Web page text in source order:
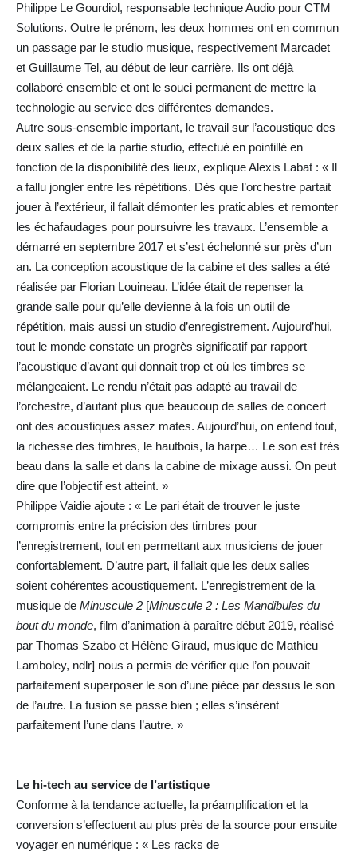
Philippe Le Gourdiol, responsable technique Audio pour CTM
Solutions. Outre le prénom, les deux hommes ont en commun
un passage par le studio musique, respectivement Marcadet
et Guillaume Tel, au début de leur carrière. Ils ont déjà
collaboré ensemble et ont le souci permanent de mettre la
technologie au service des différentes demandes.
Autre sous-ensemble important, le travail sur l’acoustique des
deux salles et de la partie studio, effectué en pointillé en
fonction de la disponibilité des lieux, explique Alexis Labat : « Il
a fallu jongler entre les répétitions. Dès que l’orchestre partait
jouer à l’extérieur, il fallait démonter les praticables et remonter
les échafaudages pour poursuivre les travaux. L’ensemble a
démarré en septembre 2017 et s’est échelonné sur près d’un
an. La conception acoustique de la cabine et des salles a été
réalisée par Florian Louineau. L’idée était de repenser la
grande salle pour qu’elle devienne à la fois un outil de
répétition, mais aussi un studio d’enregistrement. Aujourd’hui,
tout le monde constate un progrès significatif par rapport
l’acoustique d’avant qui donnait trop et où les timbres se
mélangeaient. Le rendu n’était pas adapté au travail de
l’orchestre, d’autant plus que beaucoup de salles de concert
ont des acoustiques assez mates. Aujourd’hui, on entend tout,
la richesse des timbres, le hautbois, la harpe… Le son est très
beau dans la salle et dans la cabine de mixage aussi. On peut
dire que l’objectif est atteint. »
Philippe Vaidie ajoute : « Le pari était de trouver le juste
compromis entre la précision des timbres pour
l’enregistrement, tout en permettant aux musiciens de jouer
confortablement. D’autre part, il fallait que les deux salles
soient cohérentes acoustiquement. L’enregistrement de la
musique de Minuscule 2 [Minuscule 2 : Les Mandibules du
bout du monde, film d’animation à paraître début 2019, réalisé
par Thomas Szabo et Hélène Giraud, musique de Mathieu
Lamboley, ndlr] nous a permis de vérifier que l’on pouvait
parfaitement superposer le son d’une pièce par dessus le son
de l’autre. La fusion se passe bien ; elles s’insèrent
parfaitement l’une dans l’autre. »
Le hi-tech au service de l’artistique
Conforme à la tendance actuelle, la préamplification et la
conversion s’effectuent au plus près de la source pour ensuite
voyager en numérique : « Les racks de